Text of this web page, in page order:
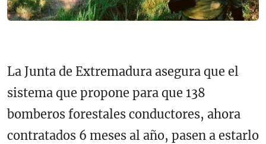
La Junta de Extremadura asegura que el
sistema que propone para que 138
bomberos forestales conductores, ahora
contratados 6 meses al año, pasen a estarlo